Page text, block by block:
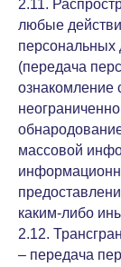
2.11.
любые
персональных
(передача
ознакомление
массовой
каким-либо
2.12.
– передача